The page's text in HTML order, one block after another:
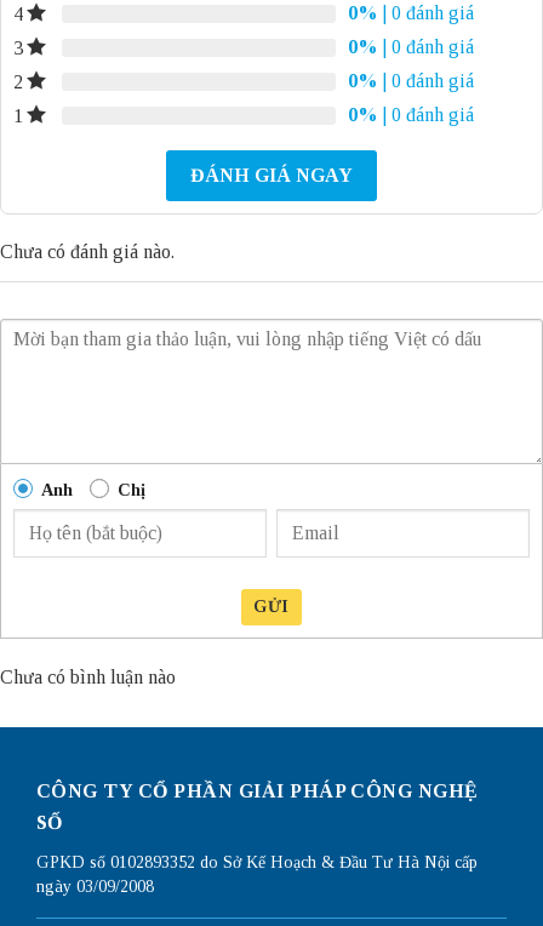
4
0%
| 0 đánh giá
3
0%
| 0 đánh giá
2
0%
| 0 đánh giá
1
0% | 0 đánh giá
ĐÁNH GIÁ NGAY
Chưa có đánh giá nào.
Anh Chị
GỬI
Chưa có bình luận nào
CÔNG TY CỔ PHẦN GIẢI PHÁP CÔNG NGHỆ
SỐ
GPKD số 0102893352 do Sở Kế Hoạch & Đầu Tư Hà Nội cấp
ngày 03/09/2008